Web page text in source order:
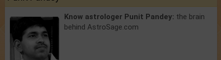
Know astrologer Punit Pandey: the brain
behind AstroSage.com